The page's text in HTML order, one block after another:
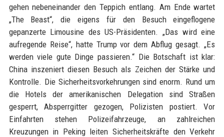
gehen nebeneinander den Teppich entlang. Am Ende wartet
„The Beast“, die eigens für den Besuch eingeflogene
gepanzerte Limousine des US-Präsidenten. „Das wird eine
aufregende Reise“, hatte Trump vor dem Abflug gesagt. „Es
werden viele gute Dinge passieren.“ Die Botschaft ist klar:
China inszeniert diesen Besuch als Zeichen der Stärke und
Kontrolle. Die Sicherheitsvorkehrungen sind enorm. Rund um
die Hotels der amerikanischen Delegation sind Straßen
gesperrt, Absperrgitter gezogen, Polizisten postiert. Vor
Einfahrten stehen Polizeifahrzeuge, an zahlreichen
Kreuzungen in Peking leiten Sicherheitskräfte den Verkehr